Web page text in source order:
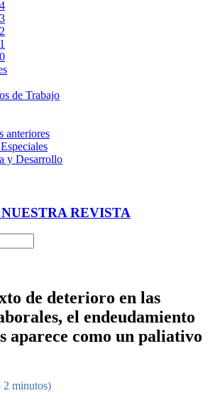
de Trabajo
anteriores
y Desarrollo
REVISTA
de deterioro en las
el endeudamiento
aparece como un paliativo
2 minutos)